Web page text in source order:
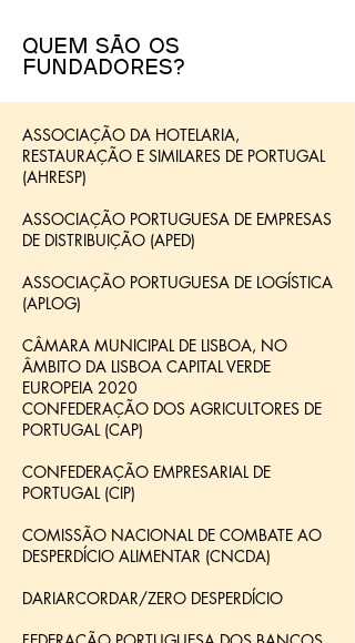
Quem são os
Fundadores?
ASSOCIAÇÃO DA HOTELARIA,
RESTAURAÇÃO E SIMILARES DE PORTUGAL
(AHRESP)
ASSOCIAÇÃO PORTUGUESA DE EMPRESAS
DE DISTRIBUIÇÃO (APED)
ASSOCIAÇÃO PORTUGUESA DE LOGÍSTICA
(APLOG)
CÂMARA MUNICIPAL DE LISBOA, NO
ÂMBITO DA LISBOA CAPITAL VERDE
EUROPEIA 2020
CONFEDERAÇÃO DOS AGRICULTORES DE
PORTUGAL (CAP)
CONFEDERAÇÃO EMPRESARIAL DE
PORTUGAL (CIP)
COMISSÃO NACIONAL DE COMBATE AO
DESPERDÍCIO ALIMENTAR (CNCDA)
DARIARCORDAR/ZERO DESPERDÍCIO